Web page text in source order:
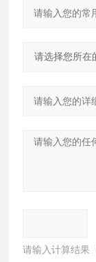
请输入计算结果